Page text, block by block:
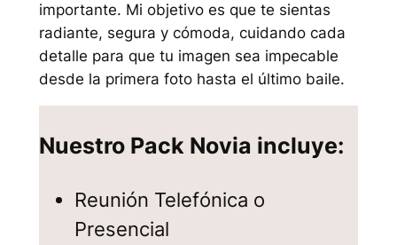
importante. Mi objetivo es que te sientas
radiante, segura y cómoda, cuidando cada
detalle para que tu imagen sea impecable
desde la primera foto hasta el último baile.
Nuestro Pack Novia incluye:
Reunión Telefónica o
Presencial